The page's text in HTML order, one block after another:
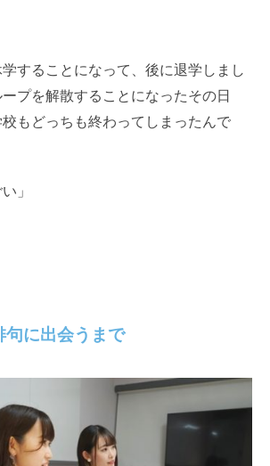
学することになって、後に退学しまし
プを解散することになったその日
もどっちも終わってしまったんで
」
句に出会うまで